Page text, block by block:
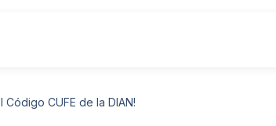
CUFE de la DIAN!